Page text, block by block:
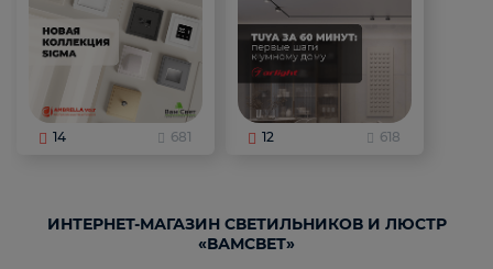
14 681 12 618
ИНТЕРНЕТ-МАГАЗИН СВЕТИЛЬНИКОВ И ЛЮСТР
«ВАМСВЕТ»